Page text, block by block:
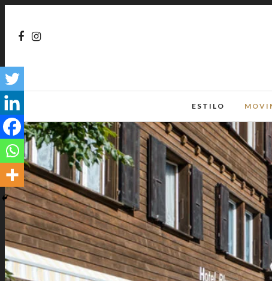
ESTILO